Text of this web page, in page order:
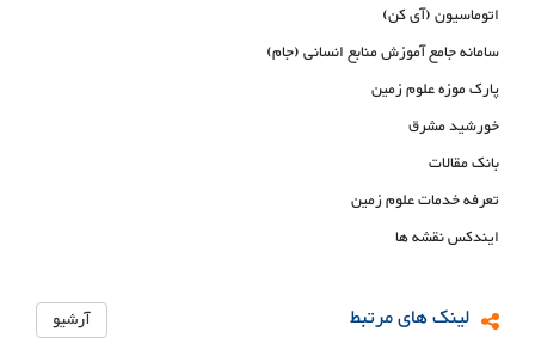
اتوماسیون (آی کن)
سامانه جامع آموزش منابع انسانی (جام)
پارک موزه علوم زمین
خورشید مشرق
بانک مقالات
تعرفه خدمات علوم زمین
ایندکس نقشه ها
لینک های مرتبط آرشیو